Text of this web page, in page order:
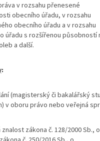
v rozsahu přenesené
obecního úřadu, v rozsahu
obecního úřadu a v rozsahu
úřadu s rozšířenou působností
a další.
:
(magisterský či bakalářský
v oboru právo nebo veřejná
zákona č. 128/2000 Sb., o